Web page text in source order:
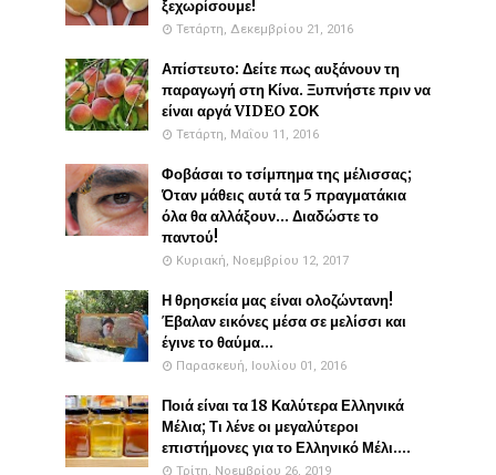
ξεχωρίσουμε!
Τετάρτη, Δεκεμβρίου 21, 2016
Απίστευτο: Δείτε πως αυξάνουν τη
παραγωγή στη Κίνα. Ξυπνήστε πριν να
είναι αργά VIDEO ΣΟΚ
Τετάρτη, Μαΐου 11, 2016
Φοβάσαι το τσίμπημα της μέλισσας;
Όταν μάθεις αυτά τα 5 πραγματάκια
όλα θα αλλάξουν... Διαδώστε το
παντού!
Κυριακή, Νοεμβρίου 12, 2017
Η θρησκεία μας είναι ολοζώντανη!
Έβαλαν εικόνες μέσα σε μελίσσι και
έγινε το θαύμα...
Παρασκευή, Ιουλίου 01, 2016
Ποιά είναι τα 18 Καλύτερα Ελληνικά
Μέλια; Τι λένε οι μεγαλύτεροι
επιστήμονες για το Ελληνικό Μέλι....
Τρίτη, Νοεμβρίου 26, 2019